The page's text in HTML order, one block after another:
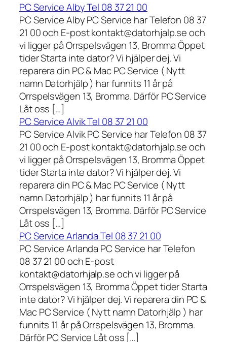
PC Service Alby Tel 08 37 21 00
PC Service Alby PC Service har Telefon 08 37
21 00 och E-post kontakt@datorhjalp.se och
vi ligger på Orrspelsvägen 13, Bromma Öppet
tider Starta inte dator? Vi hjälper dej. Vi
reparera din PC & Mac PC Service ( Nytt
namn Datorhjälp ) har funnits 11 år på
Orrspelsvägen 13, Bromma. Därför PC Service
Låt oss […]
PC Service Alvik Tel 08 37 21 00
PC Service Alvik PC Service har Telefon 08 37
21 00 och E-post kontakt@datorhjalp.se och
vi ligger på Orrspelsvägen 13, Bromma Öppet
tider Starta inte dator? Vi hjälper dej. Vi
reparera din PC & Mac PC Service ( Nytt
namn Datorhjälp ) har funnits 11 år på
Orrspelsvägen 13, Bromma. Därför PC Service
Låt oss […]
PC Service Arlanda Tel 08 37 21 00
PC Service Arlanda PC Service har Telefon
08 37 21 00 och E-post
kontakt@datorhjalp.se och vi ligger på
Orrspelsvägen 13, Bromma Öppet tider Starta
inte dator? Vi hjälper dej. Vi reparera din PC &
Mac PC Service ( Nytt namn Datorhjälp ) har
funnits 11 år på Orrspelsvägen 13, Bromma.
Därför PC Service Låt oss […]